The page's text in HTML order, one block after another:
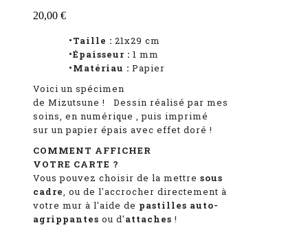
20,00 €
•Taille : 21x29 cm
•Épaisseur : 1 mm
•Matériau : Papier
Voici un spécimen
de Mizutsune !
Dessin réalisé par mes
soins, en numérique , puis imprimé
sur un papier épais avec effet doré !
COMMENT AFFICHER
VOTRE CARTE ?
Vous pouvez choisir de la mettre sous
cadre, ou de l'accrocher directement à
votre mur à l'aide de pastilles auto-
agrippantes ou d'attaches !